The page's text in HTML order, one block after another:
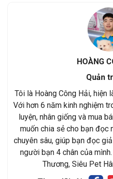
HOÀNG
Quản
Tôi là Hoàng Công Hải, hiện
Với hơn 6 năm kinh nghiệm
luyện, nhân giống và mua
muốn chia sẻ cho bạn đọc
chuyên sâu, giúp bạn đọc
người bạn 4 chân của
Thương, Siêu Pet